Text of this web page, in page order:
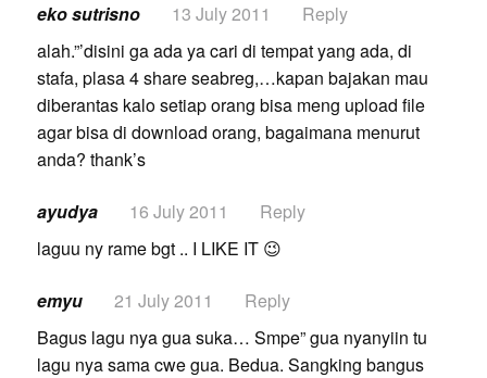
eko sutrisno 13 July 2011
Reply
alah.”’disini ga ada ya cari di tempat yang ada, di
stafa, plasa 4 share seabreg,…kapan bajakan mau
diberantas kalo setiap orang bisa meng upload file
agar bisa di download orang, bagaimana menurut
anda? thank’s
ayudya 16 July 2011
Reply
laguu ny rame bgt .. I LIKE IT 😉
emyu 21 July 2011
Reply
Bagus lagu nya gua suka… Smpe” gua nyanyiin tu
lagu nya sama cwe gua. Bedua. Sangking bangus